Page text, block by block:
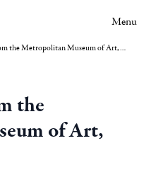
Menu
100 Paintings from the Metropolitan Museum of Art, New York
the
of Art,